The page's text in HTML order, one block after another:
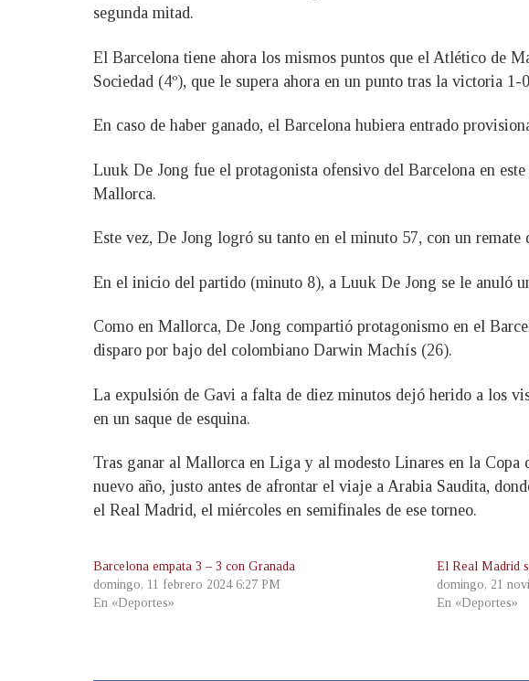
segunda mitad.
El Barcelona tiene ahora los mismos puntos que el Atlético de
Sociedad (4º), que le supera ahora en un punto tras la victoria
En caso de haber ganado, el Barcelona hubiera entrado
Luuk De Jong fue el protagonista ofensivo del Barcelona en
Mallorca.
Este vez, De Jong logró su tanto en el minuto 57, con un
En el inicio del partido (minuto 8), a Luuk De Jong se le anuló
Como en Mallorca, De Jong compartió protagonismo en el
disparo por bajo del colombiano Darwin Machís (26).
La expulsión de Gavi a falta de diez minutos dejó herido a los
en un saque de esquina.
Tras ganar al Mallorca en Liga y al modesto Linares en la Copa
nuevo año, justo antes de afrontar el viaje a Arabia Saudita,
el Real Madrid, el miércoles en semifinales de ese torneo.
Barcelona empata 3 – 3 con Granada
domingo, 11 febrero 2024 6:27 PM
En «Deportes»
El Real Madrid
domingo, 21
En «Deportes»